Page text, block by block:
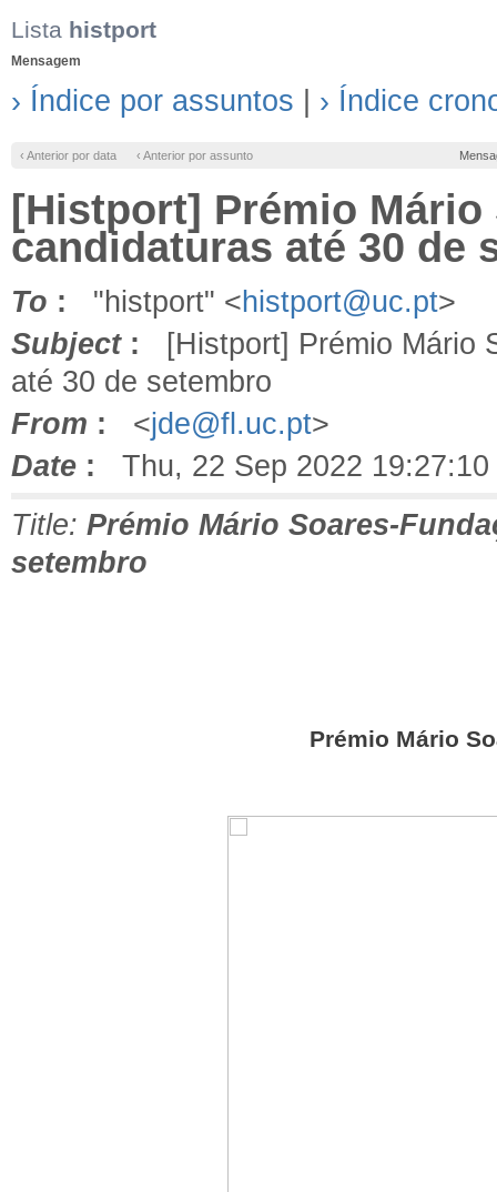
Lista histport
Mensagem
› Índice por assuntos › Índice
‹ Anterior por data ‹ Anterior por assunto
[Histport] Prémio Mário
candidaturas até 30 de
To : "histport" <histport@uc.pt>
Subject: [Histport] Prémio Mário
até 30 de setembro
From : <jde@fl.uc.pt>
Date : Thu, 22 Sep 2022 19:27:10
Title: Prémio Mário Soares-
setembro
Prémio Mário